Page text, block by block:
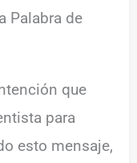
Palabra de
que
para
esto mensaje,